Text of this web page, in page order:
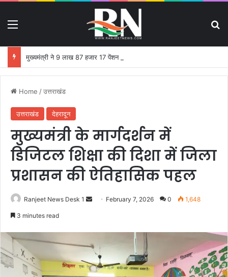
Home /उत्तराखंड
उत्तराखंड देहरादून
मुख्यमंत्री के मार्गदर्शन में
डिजिटल शिक्षा की दिशा में जिला
प्रशासन की ऐतिहासिक पहल
Ranjeet News Desk 1
a
e
February 7, 2026 0 1,648
3 minutes read